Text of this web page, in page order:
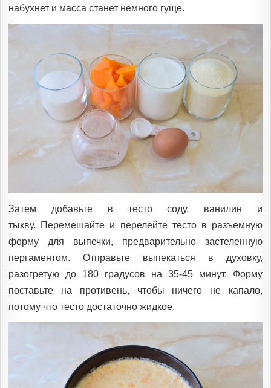
набухнет и масса станет немного гуще.
Затем добавьте в тесто соду, ванилин и
тыкву. Перемешайте и перелейте тесто в разъемную
форму для выпечки, предварительно застеленную
пергаментом. Отправьте выпекаться в духовку,
разогретую до 180 градусов на 35-45 минут. Форму
поставьте на противень, чтобы ничего не капало,
потому что тесто достаточно жидкое.